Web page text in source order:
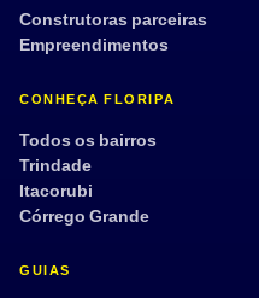
Construtoras parceiras
Empreendimentos
CONHEÇA FLORIPA
Todos os bairros
Trindade
Itacorubi
Córrego Grande
GUIAS